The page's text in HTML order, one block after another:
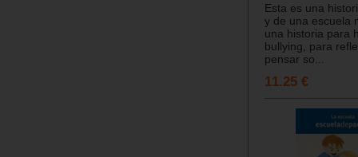
Esta es una
y de una escuela
una historia para
bullying, para
pensar so...
11.25 €